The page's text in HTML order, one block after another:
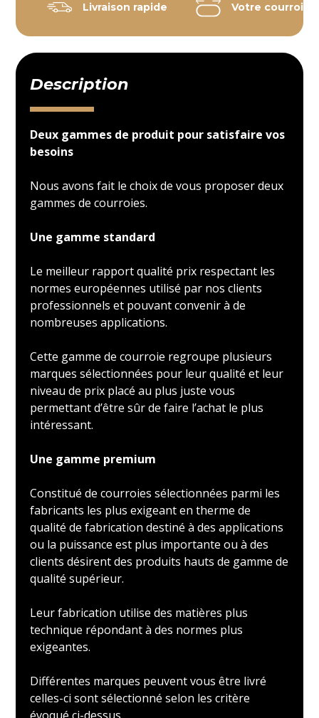
Livraison rapide Votre courroie
Description
Deux gammes de produit pour satisfaire vos
besoins
Nous avons fait le choix de vous proposer deux
gammes de courroies.
Une gamme standard
Le meilleur rapport qualité prix respectant les
normes européennes utilisé par nos clients
professionnels et pouvant convenir à de
nombreuses applications.
Cette gamme de courroie regroupe plusieurs
marques sélectionnées pour leur qualité et leur
niveau de prix placé au plus juste vous
permettant d’être sûr de faire l’achat le plus
intéressant.
Une gamme premium
Constitué de courroies sélectionnées parmi les
fabricants les plus exigeant en therme de
qualité de fabrication destiné à des applications
ou la puissance est plus importante ou à des
clients désirent des produits hauts de gamme de
qualité supérieur.
Leur fabrication utilise des matières plus
technique répondant à des normes plus
exigeantes.
Différentes marques peuvent vous être livré
celles-ci sont sélectionné selon les critère